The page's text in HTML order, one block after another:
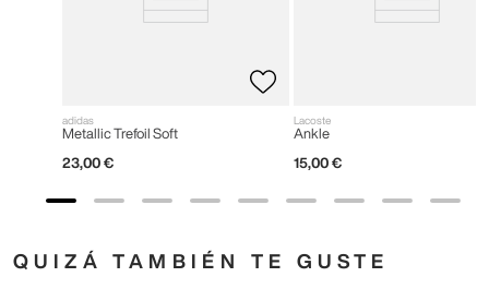
adidas
Metallic Trefoil Soft
23,00 €
Lacoste
Ankle
15,00 €
QUIZÁ TAMBIÉN TE GUSTE